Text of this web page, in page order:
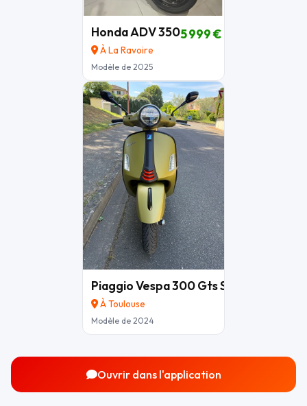
Honda ADV 350
À La Ravoire
Modèle de 2025
5 999 €
Piaggio Vespa 300 Gts Super sport
À Toulouse
Modèle de 2024
Ouvrir dans l'application